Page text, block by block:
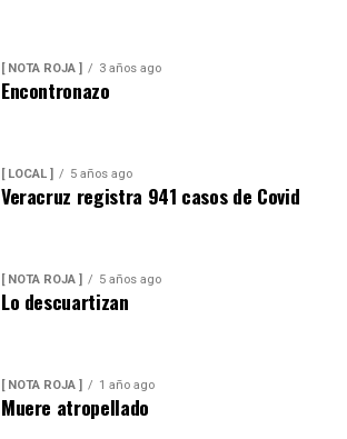
[ NOTA ROJA ] 3 años ago
Encontronazo
[ LOCAL ] 5 años ago
Veracruz registra 941 casos de Covid
[ NOTA ROJA ] 5 años ago
Lo descuartizan
[ NOTA ROJA ] 1 año ago
Muere atropellado